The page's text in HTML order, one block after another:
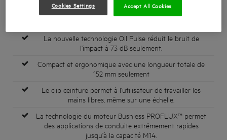
La nouvelle technologie Oil Pulse réduit le bruit de
l'impact à 73 dB seulement.
Compact et ergonomique avec une longueur totale de
152 mm seulement
Le clip ceinture permet à l'utilisateur de travailler les
mains libres, même sur une échelle.
La technologie du moteur Bushless PROFLUX™ permet
des applications de conduite extrêmement rapides
jusqu'à la capacité M14.
Cookies Settings Accept All Cookies